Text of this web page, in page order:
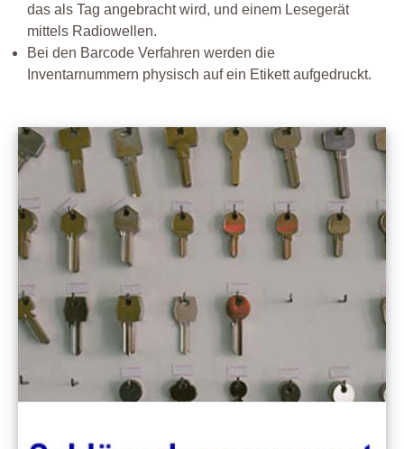
das als Tag angebracht wird, und einem Lesegerät
mittels Radiowellen.
Bei den Barcode Verfahren werden die
Inventarnummern physisch auf ein Etikett aufgedruckt.